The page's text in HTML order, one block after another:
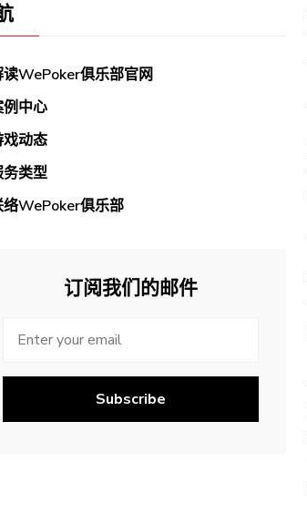
读WePoker俱乐部官网
例中心
戏动态
务类型
络WePoker俱乐部
订阅我们的邮件
Subscribe